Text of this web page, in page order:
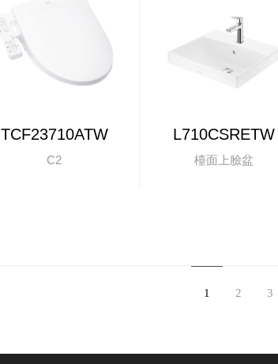
TCF23710ATW
C2
L710CSRETW
檯面上臉盆
1 2 3